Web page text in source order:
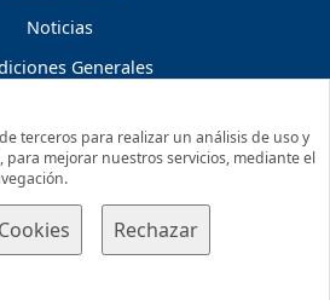
terceros para realizar un análisis de uso y
mejorar nuestros servicios, mediante el
Rechazar
Noticias
Generales
de Privacidad
Contactar
S.L.P.